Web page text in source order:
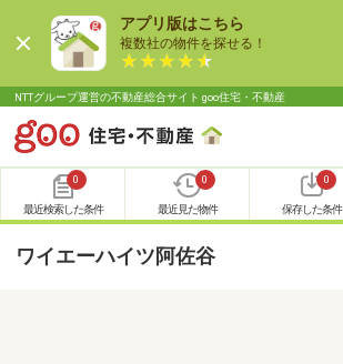
アプリ版はこちら
複数社の物件を探せる！
NTTグループ運営の不動産総合サイト goo住宅・不動産
0
最近検索した条件
0
最近見た物件
0
保存した条件
ワイエーハイツ阿佐谷